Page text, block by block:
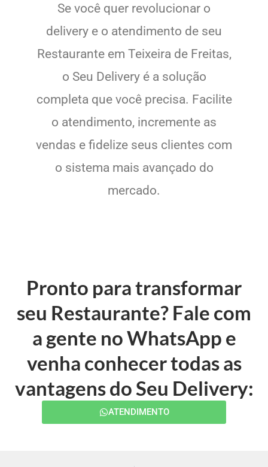
Se você quer revolucionar o
delivery e o atendimento de seu
Restaurante em Teixeira de Freitas,
o Seu Delivery é a solução
completa que você precisa. Facilite
o atendimento, incremente as
vendas e fidelize seus clientes com
o sistema mais avançado do
mercado.
Pronto para transformar
seu Restaurante? Fale com
a gente no WhatsApp e
venha conhecer todas as
vantagens do Seu Delivery:
ATENDIMENTO